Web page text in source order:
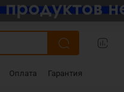
Оплата Гарантия